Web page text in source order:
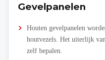
Gevelpanelen
Houten gevelpanelen
houtvezels. Het uiterlijk
zelf bepalen.